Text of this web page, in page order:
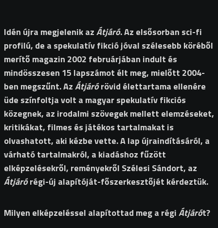
Idén újra megjelenik azÁtjáró. Az elsősorban sci-fi
profilú, de a spekulatív fikció jóval szélesebb köréből
merítő magazin 2002 februárjában indult és
mindösszesen 15 lapszámot élt meg, mielőtt 2004-
ben megszűnt. AzÁtjárórövid élettartama ellenére
üde színfoltja volt a magyar spekulatív fikciós
közegnek, az irodalmi szövegek mellett elemzéseket,
kritikákat, filmes és játékos tartalmakat is
olvashatott, aki kézbe vette. A lap újraindításáról, a
várható tartalmakról, a kiadáshoz fűzött
elképzelésekről, reményekről Szélesi Sándort, az
Átjárórégi-új alapítóját-főszerkesztőjét kérdeztük.
Milyen elképzeléssel alapítottad meg a régiÁtjárót?